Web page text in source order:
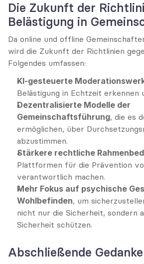
Die Zukunft der
Belästigung in
Da online und offline
wird die Zukunft der Richtlinien
Folgendes umfassen:
KI-gesteuerte
Belästigung in Echtzeit erkennen
Dezentralisierte Modelle der
Gemeinschaftsführung, die es
ermöglichen, über
abzustimmen.
Stärkere rechtliche
Plattformen für die Prävention
verantwortlich machen.
Mehr Fokus auf psychische
Wohlbefinden, um
nicht nur die Sicherheit, sondern
Sicherheit schützen.
Abschließende